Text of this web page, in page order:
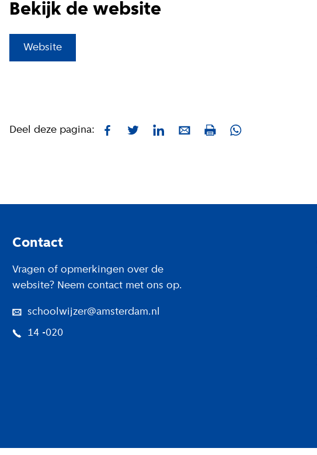
Bekijk de website
Website
Deel deze pagina: Facebook
TwitterLinkedInE-mailPrint Whatsapp
Contact
Vragen of opmerkingen over de
website? Neem contact met ons op.
schoolwijzer@amsterdam.nl
14 -020